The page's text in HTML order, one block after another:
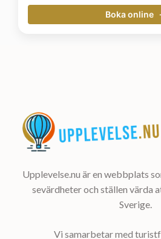
Boka online
Upplevelse.nu är en webbplats
sevärdheter och ställen värda
Sverige.
Vi samarbetar med